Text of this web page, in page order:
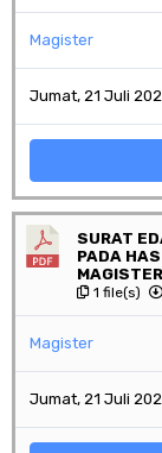
Magister
Jumat, 21 Juli
SURAT
PADA
1 file(s)
Magister
Jumat, 21 Juli